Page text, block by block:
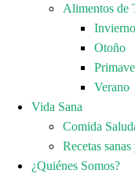
Alimentos de
Invierno
Otoño
Verano
Vida Sana
Comida
Recetas
¿Quiénes Somos?